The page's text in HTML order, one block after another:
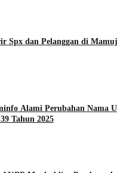
Spx dan Pelanggan di
Alami Perubahan Nama
Tahun 2025